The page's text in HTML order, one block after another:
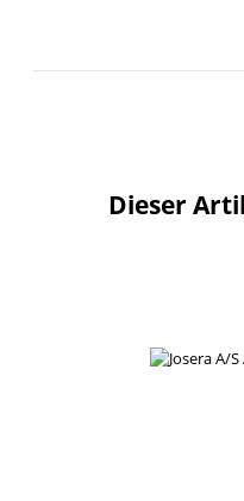
Dieser